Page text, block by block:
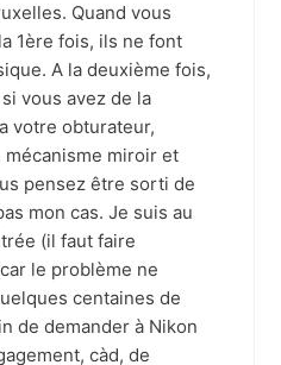
Quand vous
1ère fois, ils ne font
A la deuxième fois,
vous avez de la
votre obturateur,
miroir et
pensez être sorti de
mon cas. Je suis au
(il faut faire
le problème ne
centaines de
de demander à Nikon
càd, de